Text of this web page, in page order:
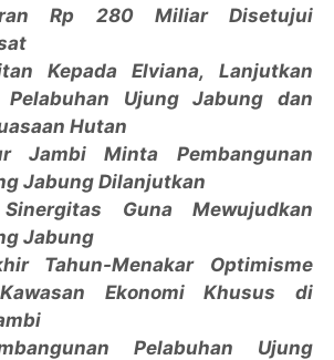
Rp 280 Miliar Disetujui
Kepada Elviana, Lanjutkan
Pelabuhan Ujung Jabung dan
Hutan
Jambi Minta Pembangunan
Jabung Dilanjutkan
Guna Mewujudkan
Jabung
Tahun-Menakar Optimisme
Ekonomi Khusus di
Pelabuhan Ujung